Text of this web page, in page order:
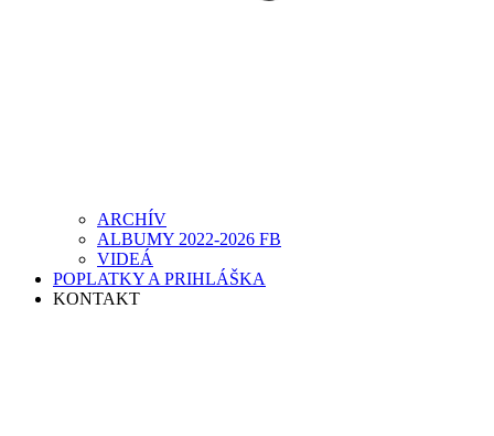
ARCHÍV
ALBUMY 2022-2026 FB
VIDEÁ
POPLATKY A PRIHLÁŠKA
KONTAKT